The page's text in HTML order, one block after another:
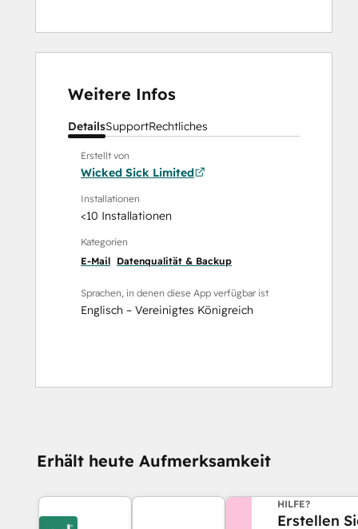
Weitere Infos
DetailsSupportRechtliches
Erstellt von
Wicked Sick Limited
Installationen
<10 Installationen
Kategorien
E-Mail Datenqualität & Backup
Sprachen, in denen diese App verfügbar ist
Englisch – Vereinigtes Königreich
Erhält heute Aufmerksamkeit
HILFE?
Erstellen